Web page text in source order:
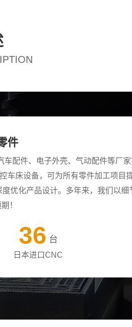
件
配件、电子外壳、气动配件等厂
车床设备，可为所有零件加工项目
优化产品设计。多年来，我们以细
！
36 台
日本进口CNC